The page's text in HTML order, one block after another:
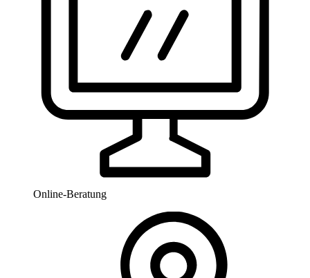
Online-Beratung